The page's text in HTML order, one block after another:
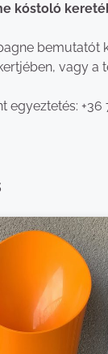
kóstoló
bemutatót
vagy a
egyeztetés: